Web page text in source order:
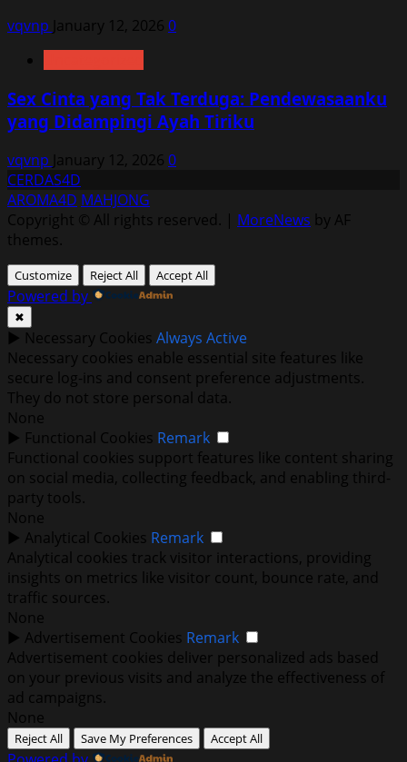
vqvnp January 12, 2026 0
Sex Cinta yang Tak Terduga: Pendewasaanku
yang Didampingi Ayah Tiriku
vqvnp January 12, 2026 0
CERDAS4D
AROMA4D MAHJONG
Copyright © All rights reserved. | MoreNews by AF
themes.
Customize Reject All Accept All
Powered by
✖
► Necessary Cookies Always Active
Necessary cookies enable essential site features like
secure log-ins and consent preference adjustments.
They do not store personal data.
None
► Functional Cookies Remark
Functional cookies support features like content sharing
on social media, collecting feedback, and enabling third-
party tools.
None
► Analytical Cookies Remark
Analytical cookies track visitor interactions, providing
insights on metrics like visitor count, bounce rate, and
traffic sources.
None
► Advertisement Cookies Remark
Advertisement cookies deliver personalized ads based
on your previous visits and analyze the effectiveness of
ad campaigns.
None
Reject All Save My Preferences Accept All